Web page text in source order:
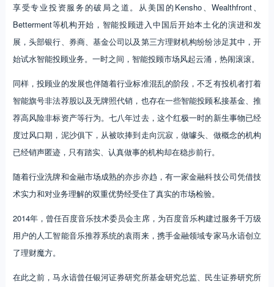
享受专业投资服务的破局之道。从美国的Kensho、Wealthfront、
Betterment等机构开始，智能投顾进入中国后开始本土化的演进和发
展，头部银行、券商、基金公司以及第三方理财机构纷纷涉足其中，开
始试水智能投顾业务。一时之间，智能投顾市场风起云涌，热闹滚滚。
同样，投顾业的发展也伴随着行业标准混乱的阶段，不乏有投机者打着
智能旗号非法荐股以及无牌照代销，也存在一些智能投顾私接基金、推
荐高风险非标资产等行为。七八年过去，这个红极一时的新生事物已经
度过风口期，泥沙俱下，从被吹捧到走向沉寂，做噱头、做概念的机构
已经销声匿迹，只有踏实、认真做事的机构却在稳步前行。
随着行业洗牌和金融市场成熟的亦步亦趋，有一家金融科技公司凭借技
术实力和对业务理解的双重优势经受住了真实的市场检验。
2014年，曾任百度音乐技术委员会主席，为百度音乐构建过服务千万级
用户的人工智能音乐推荐系统的袁雨来，携手金融领域专家马永谙创立
了理财魔方。
在此之前，马永谙曾任银河证券研究所基金研究总监、民生证券研究所